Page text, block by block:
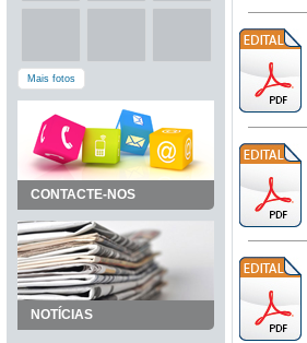
Mais fotos
CONTACTE-NOS
NOTÍCIAS